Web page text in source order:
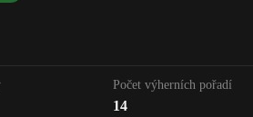
Počet výherních pořadí
14